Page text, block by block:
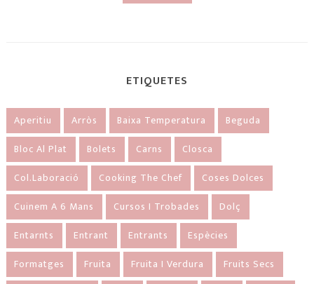
ETIQUETES
Aperitiu Arròs Baixa Temperatura
Beguda
Bloc Al Plat
Bolets Carns
Closca
Col.laboració
Cooking The Chef
Coses Dolces
Cuinem A 6 Mans
Cursos I Trobades
Dolç
Entarnts
Entrant Entrants
Espècies
Formatges
Fruita Fruita I Verdura
Fruits Secs